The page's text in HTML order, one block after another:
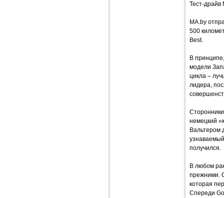
Тест-драйв
MA.by
500
Best.
В
модели
цикла –
лидера,
немецкий
Вальтером
получился.
В любом
прежними.
которая
Спереди